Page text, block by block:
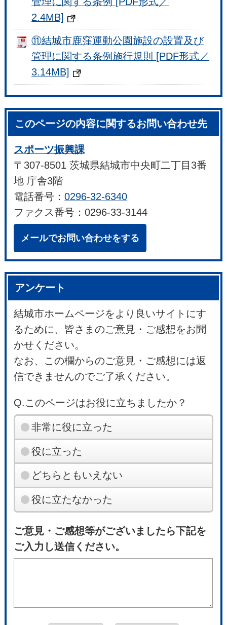
2.4MB]
⑪結城市鹿窪運動公園施設の設置及び
管理に関する条例施行規則 [PDF形式／
3.14MB]
このページの内容に関するお問い合わせ先
スポーツ振興課
〒307-8501 茨城県結城市中央町二丁目3番
地 庁舎3階
電話番号：0296-32-6340
ファクス番号：0296-33-3144
メールでお問い合わせをする
アンケート
結城市ホームページをより良いサイトにす
るために、皆さまのご意見・ご感想をお聞
かせください。
なお、この欄からのご意見・ご感想には返
信できませんのでご了承ください。
Q.このページはお役に立ちましたか？
非常に役に立った
役に立った
どちらともいえない
役に立たなかった
ご意見・ご感想等がございましたら下記を
ご入力し送信ください。